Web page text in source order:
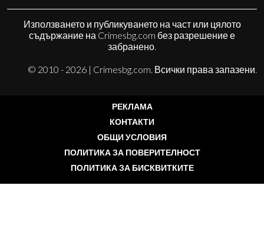
Използването и публикуването на част или цялото
съдържание на Crimesbg.com без разрешение е
забранено.
© 2010 - 2026 | Crimesbg.com. Всички права запазени.
РЕКЛАМА
КОНТАКТИ
ОБЩИ УСЛОВИЯ
ПОЛИТИКА ЗА ПОВЕРИТЕЛНОСТ
ПОЛИТИКА ЗА БИСКВИТКИТЕ